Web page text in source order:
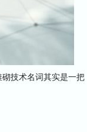
技术名词其实是一把